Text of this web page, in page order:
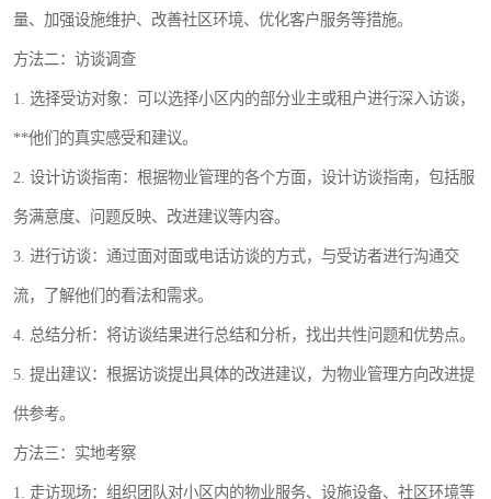
量、加强设施维护、改善社区环境、优化客户服务等措施。
方法二：访谈调查
1. 选择受访对象：可以选择小区内的部分业主或租户进行深入访谈，
**他们的真实感受和建议。
2. 设计访谈指南：根据物业管理的各个方面，设计访谈指南，包括服
务满意度、问题反映、改进建议等内容。
3. 进行访谈：通过面对面或电话访谈的方式，与受访者进行沟通交
流，了解他们的看法和需求。
4. 总结分析：将访谈结果进行总结和分析，找出共性问题和优势点。
5. 提出建议：根据访谈提出具体的改进建议，为物业管理方向改进提
供参考。
方法三：实地考察
1. 走访现场：组织团队对小区内的物业服务、设施设备、社区环境等